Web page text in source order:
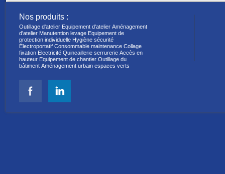
Nos produits :
Outillage d'atelier Equipement d'atelier Aménagement
d'atelier Manutention levage Equipement de
protection individuelle Hygiène sécurité
Électroportatif Consommable maintenance Collage
fixation Electricité Quincaillerie serrurerie Accès en
hauteur Equipement de chantier Outillage du
bâtiment Aménagement urbain espaces verts